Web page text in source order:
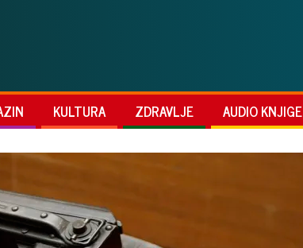
KULTURA ZDRAVLJE AUDIO KNJIGE